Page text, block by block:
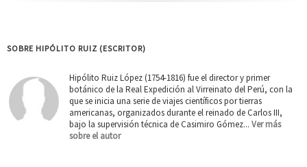
SOBRE HIPÓLITO RUIZ (ESCRITOR)
Hipólito Ruiz López (1754-1816) fue el director y primer
botánico de la Real Expedición al Virreinato del Perú, con la
que se inicia una serie de viajes científicos por tierras
americanas, organizados durante el reinado de Carlos III,
bajo la supervisión técnica de Casimiro Gómez... Ver más
sobre el autor